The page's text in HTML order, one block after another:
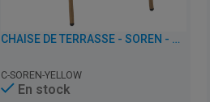
CHAISE DE TERRASSE - SOREN - JAUNE
C-SOREN-YELLOW
En stock